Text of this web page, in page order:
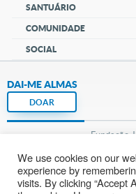
SANTUÁRIO
COMUNIDADE
SOCIAL
DAI-ME ALMAS
DOAR
Fundação
Pedido de
We use cookies on our
experience by
visits. By clicking “Accept